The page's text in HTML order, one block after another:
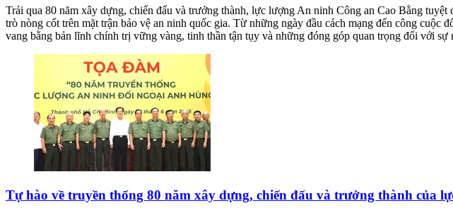
Trải qua 80 năm xây dựng, chiến đấu và trưởng thành, lực lượng An ninh Công an Cao Bằng
trò nòng cốt trên mặt trận bảo vệ an ninh quốc gia. Từ những ngày đầu cách mạng đến công
vang bằng bản lĩnh chính trị vững vàng, tinh thần tận tụy và những đóng góp quan trọng đối với
Tự hào về truyền thống 80 năm xây dựng, chiến đấu và trưởng thành của